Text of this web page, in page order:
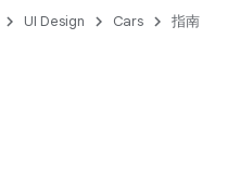
UI Design Cars 指南